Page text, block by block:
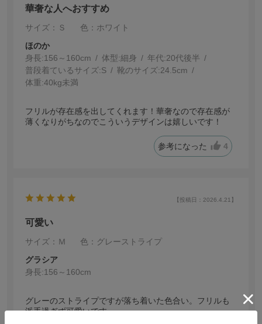
華奢な人へおすすめ
サイズ：Ｓ
色：ホワイト
ほのか
身長:156～160cm 体型:細身 年代:20代後半
普段着ているサイズ:S 靴のサイズ:24.5cm
体重:40kg未満
フリルが存在感を出してくれます！華奢なので存在感が
薄くなりがちなのでこういうデザインは嬉しいです！
参考になった 4
【投稿日：2026.4.21】
可愛い
サイズ：Ｍ
色：グレーストライプ
グラシア
身長:156～160cm
グレーのストライプですが落ち着いた色合い。フリルも
派手過ぎず可愛いです。